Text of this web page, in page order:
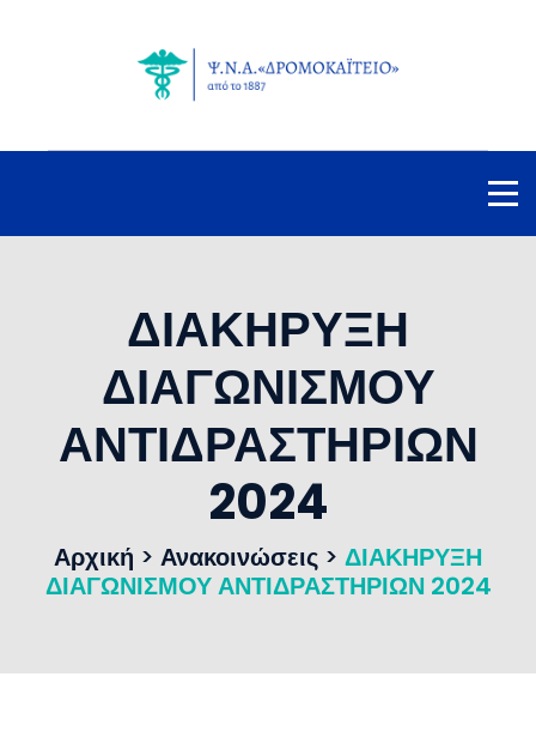
ΔΙΑΚΗΡΥΞΗ
ΔΙΑΓΩΝΙΣΜΟΥ
ΑΝΤΙΔΡΑΣΤΗΡΙΩΝ
2024
Αρχική > Ανακοινώσεις > ΔΙΑΚΗΡΥΞΗ
ΔΙΑΓΩΝΙΣΜΟΥ ΑΝΤΙΔΡΑΣΤΗΡΙΩΝ 2024